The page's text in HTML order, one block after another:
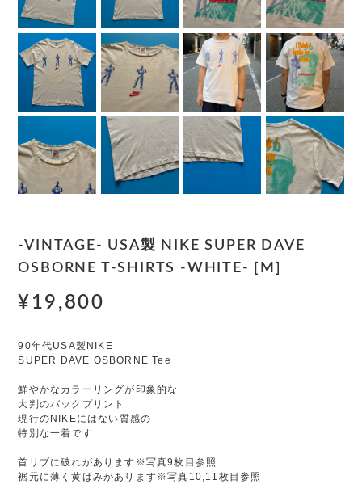
-VINTAGE- USA製 NIKE SUPER DAVE
OSBORNE T-SHIRTS -WHITE- [M]
¥19,800
90年代USA製NIKE
SUPER DAVE OSBORNE Tee
鮮やかなカラーリングが印象的な
大判のバックプリント
現行のNIKEにはない質感の
特別な一着です
首リブに破れがあります※写真9枚目参照
裾元に薄く黄ばみがあります※写真10,11枚目参照